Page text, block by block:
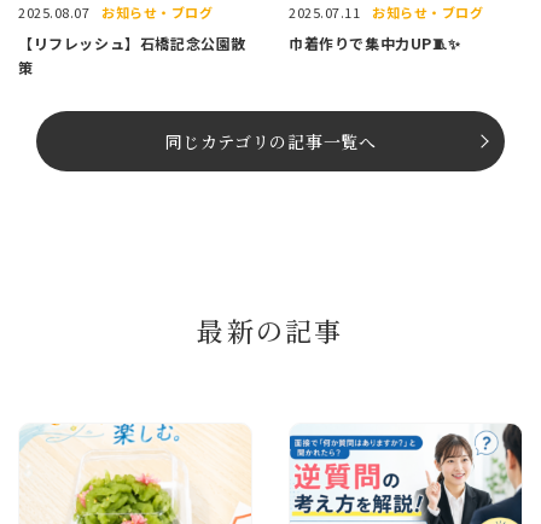
2025.08.07 お知らせ・ブログ
【リフレッシュ】石橋記念公園散
策
2025.07.11 お知らせ・ブログ
巾着作りで集中力UP🧵✨
同じカテゴリの記事⼀覧へ
最新の記事